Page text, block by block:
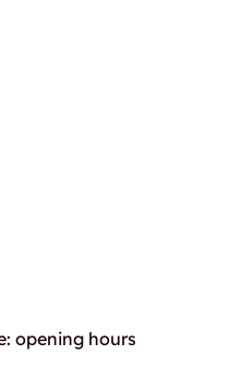
opening hours